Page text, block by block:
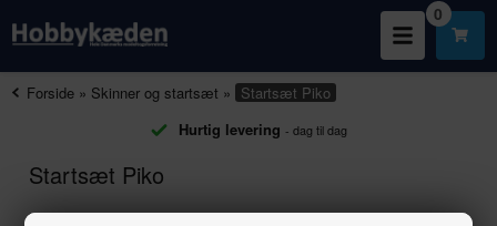
0
Forside » Skinner og startsæt » Startsæt Piko
Hurtig levering - dag til dag
Startsæt Piko